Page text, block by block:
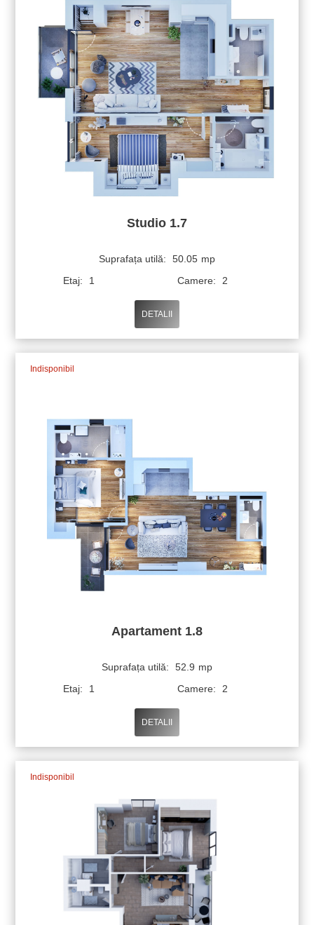
Studio 1.7
Suprafața utilă: 50.05 mp
Etaj:
1 Camere: 2
DETALII
Indisponibil
Apartament 1.8
Suprafața utilă: 52.9 mp
Etaj:
1 Camere: 2
DETALII
Indisponibil